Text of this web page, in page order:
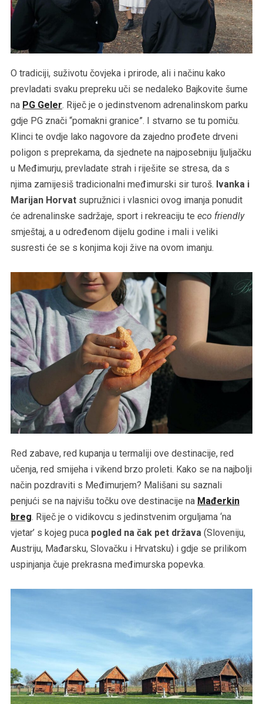
O tradiciji, suživotu čovjeka i prirode, ali i načinu kako
prevladati svaku prepreku uči se nedaleko Bajkovite šume
na PG Geler. Riječ je o jedinstvenom adrenalinskom parku
gdje PG znači “pomakni granice”. I stvarno se tu pomiču.
Klinci te ovdje lako nagovore da zajedno prođete drveni
poligon s preprekama, da sjednete na najposebniju ljuljačku
u Međimurju, prevladate strah i riješite se stresa, da s
njima zamijesiš tradicionalni međimurski sir turoš. Ivanka i
Marijan Horvatsupružnici i vlasnici ovog imanja ponudit
će adrenalinske sadržaje, sport i rekreaciju te eco friendly
smještaj, a u određenom dijelu godine i mali i veliki
susresti će se s konjima koji žive na ovom imanju.
Red zabave, red kupanja u termaliji ove destinacije, red
učenja, red smijeha i vikend brzo proleti. Kako se na najbolji
način pozdraviti s Međimurjem? Mališani su saznali
penjući se na najvišu točku ove destinacije na Mađerkin
breg. Riječ je o vidikovcu s jedinstvenim orguljama ‘na
vjetar’ s kojeg puca pogled na čak pet država(Sloveniju,
Austriju, Mađarsku, Slovačku i Hrvatsku) i gdje se prilikom
uspinjanja čuje prekrasna međimurska popevka.